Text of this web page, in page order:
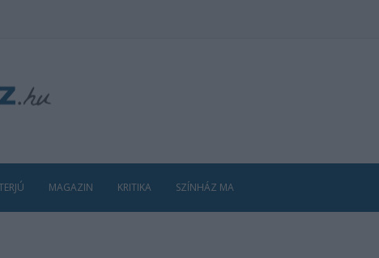
MAGAZIN KRITIKA SZÍNHÁZ MA